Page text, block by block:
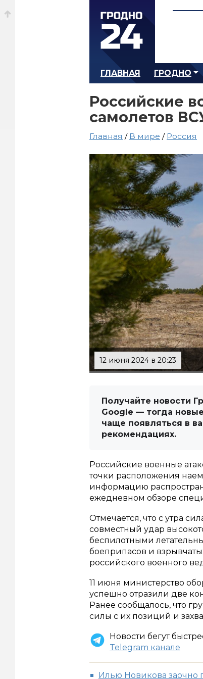
ГЛАВНАЯ ГРОДНО
Российские
самолетов
Главная / В мире / Россия
12 июня 2024 в 20:23
Получайте новости
Google — тогда
чаще появляться в
рекомендациях.
Российские военные
точки расположения
информацию
ежедневном обзоре
Отмечается, что с утра
совместный удар
беспилотными
боеприпасов и
российского военного
11 июня министерство
успешно отразили две
Ранее сообщалось, что
силы с их позиций и
Новости бегут
Telegram канале
Илью Новикова заочно